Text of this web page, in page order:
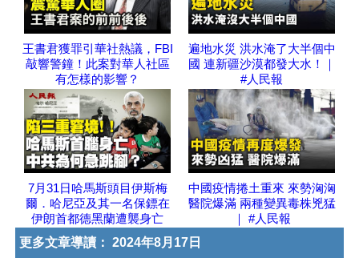
王書君獲罪引華社熱議，FBI
敲響警鐘！此案對華人社區
有怎樣的影響？
遍地水災 洪水淹了大半個中
國 連新疆沙漠都發大水！｜
#人民報
7月31日哈馬斯頭目伊斯梅
爾．哈尼亞及其一名保鏢在
伊朗首都德黑蘭遭襲身亡
中國疫情捲土重來 來勢洶洶
醫院爆滿 兩種變異毒株兇猛
｜ #人民報
更多文章導讀： 2024年8月17日